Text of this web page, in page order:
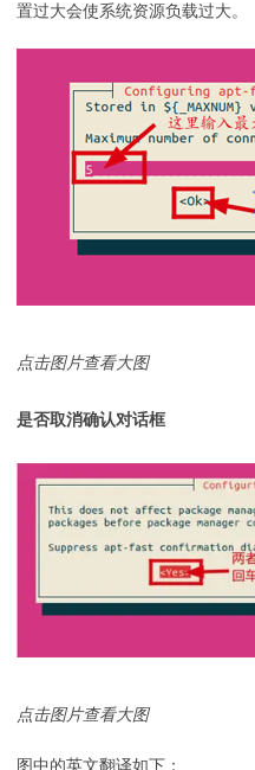
置过大会使系统资源负载过大。
点击图片查看大图
是否取消确认对话框
点击图片查看大图
图中的英文翻译如下：